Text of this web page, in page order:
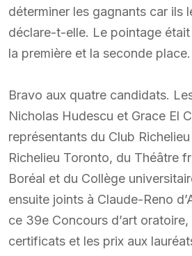
déterminer les gagnants car ils
déclare-t-elle. Le pointage
la première et la seconde place.
Bravo aux quatre candidats.
Nicholas Hudescu et Grace El
représentants du Club
Richelieu Toronto, du Théâtre
Boréal et du Collège
ensuite joints à Claude-Reno
ce 39e Concours d’art
certificats et les prix aux